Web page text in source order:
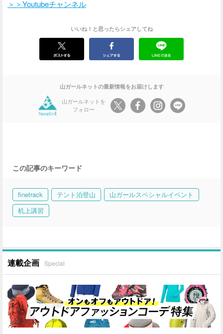
＞＞Youtubeチャンネル
いいね！と思ったらシェアしてね
山ガールネットの最新情報をお届けします
山ガールネットを
フォロー
この記事のキーワード
finetrack テント泊登山
山ガールスペシャルイベント
机上講習
連載企画 Special